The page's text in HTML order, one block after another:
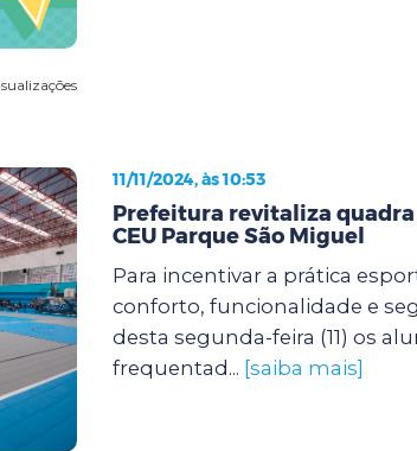
11/11/2024, às 10:53
Prefeitura revitaliza
CEU Parque São Miguel
Para incentivar a prática
conforto, funcionalidade e
desta segunda-feira (11) os
frequentad... [saiba mais]